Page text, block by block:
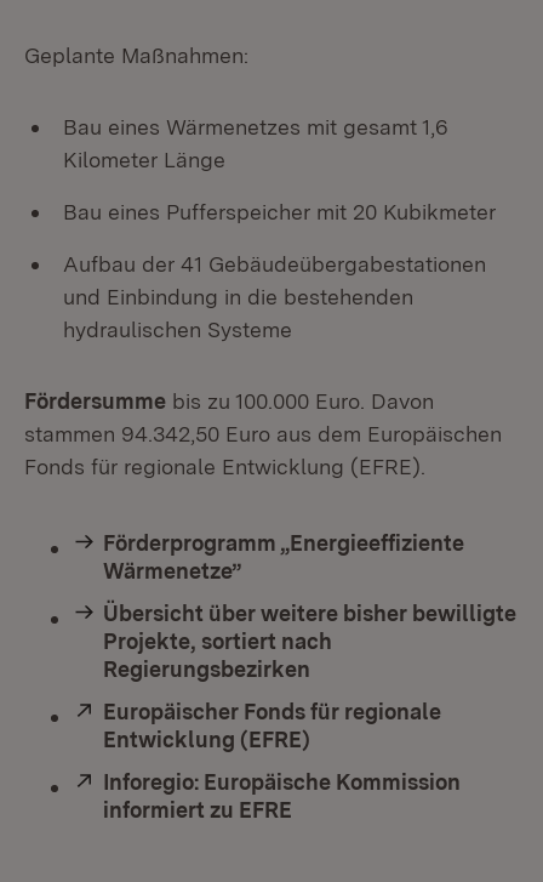
Geplante Maßnahmen:
Bau eines Wärmenetzes mit gesamt 1,6
Kilometer Länge
Bau eines Pufferspeicher mit 20 Kubikmeter
Aufbau der 41 Gebäudeübergabestationen
und Einbindung in die bestehenden
hydraulischen Systeme
Fördersumme bis zu 100.000 Euro. Davon
stammen 94.342,50 Euro aus dem Europäischen
Fonds für regionale Entwicklung (EFRE).
Förderprogramm „Energieeffiziente
Wärmenetze”
Übersicht über weitere bisher bewilligte
Projekte, sortiert nach
Regierungsbezirken
Extern:
Europäischer Fonds für regionale
Entwicklung (EFRE)
Extern:
Inforegio: Europäische Kommission
informiert zu EFRE